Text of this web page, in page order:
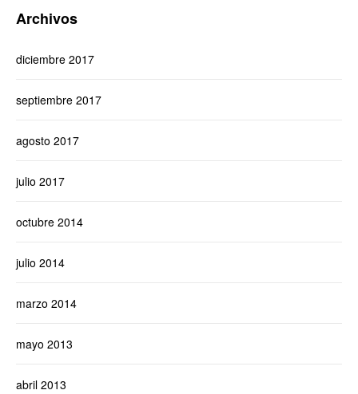
Archivos
diciembre 2017
septiembre 2017
agosto 2017
julio 2017
octubre 2014
julio 2014
marzo 2014
mayo 2013
abril 2013